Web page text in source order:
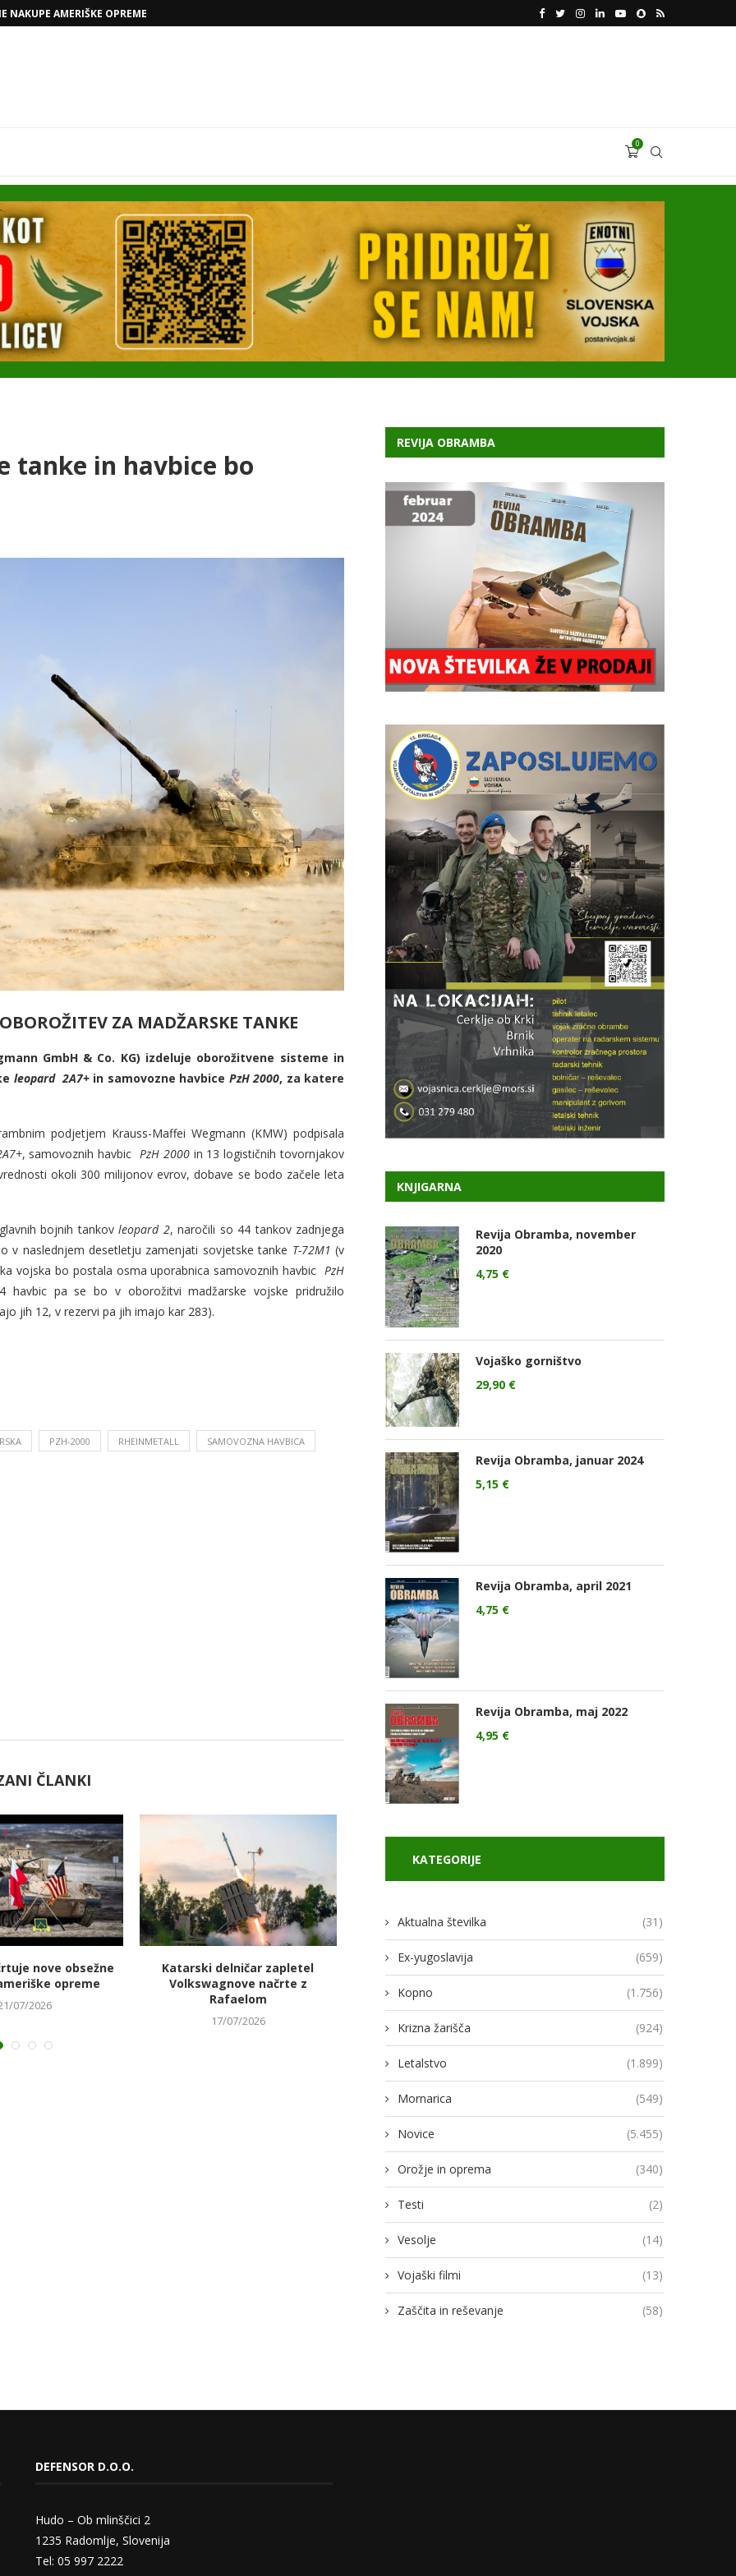
NAKUPE AMERIŠKE OPREME KATARSKI DELNIČAR ZAPLETEL VOLKSWAGNOVE
0
tanke in havbice bo
ZA MADŽARSKE TANKE
GmbH & Co. KG) izdeluje oborožitvene sisteme in
leopard 2A7+in samovozne havbice PzH 2000, za katere
podjetjem Krauss-Maffei Wegmann (KMW) podpisala
, samovoznih havbic PzH 2000in 13 logističnih tovornjakov
okoli 300 milijonov evrov, dobave se bodo začele leta
bojnih tankovleopard 2, naročili so 44 tankov zadnjega
v naslednjem desetletju zamenjati sovjetske tanke T-72M1 (v
vojska bo postala osma uporabnica samovoznih havbic PzH
pa se bo v oborožitvi madžarske vojske pridružilo
jih 12, v rezervi pa jih imajo kar 283).
PZH-2000 RHEINMETALL SAMOVOZNA HAVBICA
ČLANKI
nove obsežne
opreme
07/2026
Katarski delničar zapletel
Volkswagnove načrte z
Rafaelom
17/07/2026
Vodja Ukroboronproma Herman
Lovci rafale za Ukrajino
REVIJA OBRAMBA
KNJIGARNA
Revija Obramba, november
2020
4,75 €
Vojaško gorništvo
29,90 €
Revija Obramba, januar 2024
5,15 €
Revija Obramba, april 2021
4,75 €
Revija Obramba, maj 2022
4,95 €
KATEGORIJE
Aktualna številka (31)
Ex-yugoslavija (659)
Kopno (1.756)
Krizna žarišča (924)
Letalstvo (1.899)
Mornarica (549)
Novice (5.455)
Orožje in oprema (340)
Testi (2)
Vesolje (14)
Vojaški filmi (13)
Zaščita in reševanje (58)
DEFENSOR D.O.O.
Hudo – Ob mlinščici 2
1235 Radomlje, Slovenija
Tel: 05 997 2222